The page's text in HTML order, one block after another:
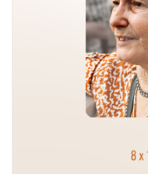
Naar website